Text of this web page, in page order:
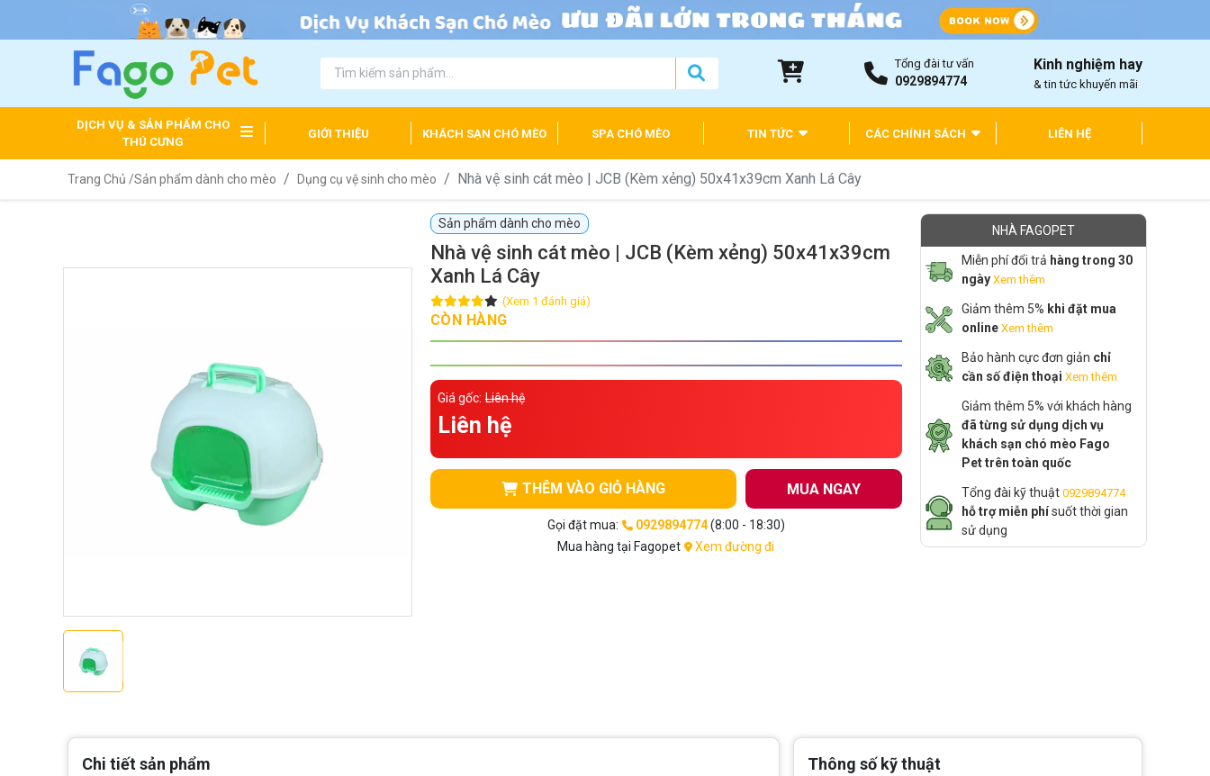
Tổng đài tư vấn
0929894774
Kinh nghiệm hay
& tin tức khuyến mãi
DỊCH VỤ & SẢN PHẨM CHO
THÚ CƯNG
GIỚI THIỆU KHÁCH SẠN CHÓ MÈO SPA CHÓ MÈO TIN TỨC CÁC CHÍNH SÁCH LIÊN HỆ
Trang Chủ /Sản phẩm dành cho mèo Dụng cụ vệ sinh cho mèo Nhà vệ sinh cát mèo | JCB (Kèm xẻng) 50x41x39cm Xanh Lá Cây
Sản phẩm dành cho mèo
Nhà vệ sinh cát mèo | JCB (Kèm xẻng) 50x41x39cm
Xanh Lá Cây
(Xem 1 đánh giá)
CÒN HÀNG
Giá gốc: Liên hệ
Liên hệ
THÊM VÀO GIỎ HÀNG MUA NGAY
Gọi đặt mua: 0929894774(8:00 - 18:30)
Mua hàng tại Fagopet
Xem đường đi
NHÀ FAGOPET
Miễn phí đổi trả hàng trong 30
ngày Xem thêm
Giảm thêm 5% khi đặt mua
online Xem thêm
Bảo hành cực đơn giản chỉ
cần số điện thoại Xem thêm
Giảm thêm 5% với khách hàng
đã từng sử dụng dịch vụ
khách sạn chó mèo Fago
Pet trên toàn quốc
Tổng đài kỹ thuật 0929894774
hỗ trợ miễn phísuốt thời gian
sử dụng
Chi tiết sản phẩm Thông số kỹ thuật